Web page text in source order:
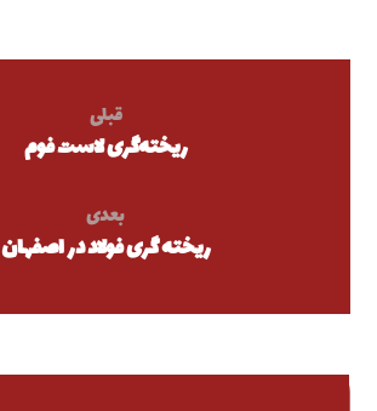
قبلی
ریخته‌گری لاست فوم
بعدی
ریخته گری فولاد در اصفهان